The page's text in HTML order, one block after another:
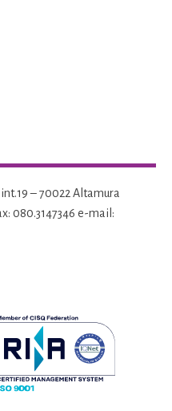
int.19 – 70022 Altamura
080.3147346 e-mail: